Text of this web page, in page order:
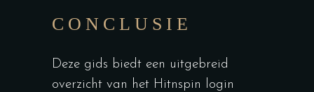
CONCLUSIE
Deze gids biedt een uitgebreid
overzicht van het Hitnspin login